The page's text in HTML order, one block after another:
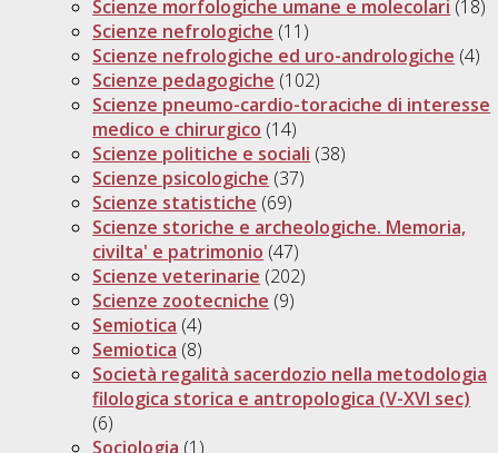
Scienze morfologiche umane e molecolari (18)
Scienze nefrologiche (11)
Scienze nefrologiche ed uro-andrologiche (4)
Scienze pedagogiche (102)
Scienze pneumo-cardio-toraciche di interesse
medico e chirurgico (14)
Scienze politiche e sociali (38)
Scienze psicologiche (37)
Scienze statistiche (69)
Scienze storiche e archeologiche. Memoria,
civilta' e patrimonio (47)
Scienze veterinarie (202)
Scienze zootecniche (9)
Semiotica (4)
Semiotica (8)
Società regalità sacerdozio nella metodologia
filologica storica e antropologica (V-XVI sec)
(6)
Sociologia (1)